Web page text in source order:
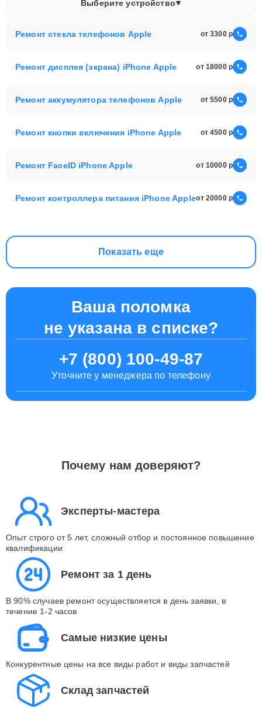
Выберите устройство
Ремонт стекла телефонов Apple от 3300
Ремонт дисплея (экрана) iPhone Apple от 18000
Ремонт аккумулятора телефонов Apple от 5500
Ремонт кнопки включения iPhone Apple от 4500
Ремонт FaceID iPhone Apple от 10000
Ремонт контроллера питания iPhone Appleот 20000
Показать еще
Ваша поломка
не указана в списке?
+7 (800) 100-49-87
Уточните у менеджера по телефону
Почему нам доверяют?
Эксперты-мастера
Опыт строго от 5 лет, сложный отбор и постоянное повышение
квалификации
Ремонт за 1 день
В 90% случаев ремонт осуществляется в день заявки, в
течение 1-2 часов
Самые низкие цены
Конкурентные цены на все виды работ и виды запчастей
Склад запчастей